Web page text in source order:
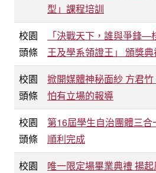
型」課程培訓
校園
頭條
「決戰天下，誰與爭鋒—
王及學系領證王」 頒獎
校園
頭條
掀開媒體神秘面紗 方君
怕有立場的報導
校園
頭條
第16屆學生自治團體三合
順利完成
校園
唯一限定場畢業典禮 揚